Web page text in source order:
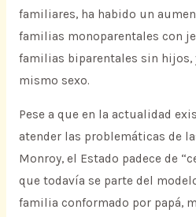
familiares, ha habido un
familias monoparentales con
familias biparentales sin hijos,
mismo sexo.
Pese a que en la actualidad
atender las problemáticas de
Monroy, el Estado padece de
que todavía se parte del
familia conformado por papá,